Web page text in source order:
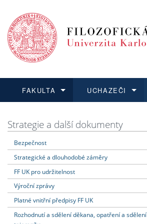
FAKULTA
Dozvědět se více
UCHAZEČI
Podat přihlášku
Dozvědět se více
Dozvědět se více
Dozvědět se více
Strategie a další dokumenty
Bezpečnost
Strategické a dlouhodobé záměry
FF UK pro udržitelnost
Výroční zprávy
Platné vnitřní předpisy FF UK
Rozhodnutí a sdělení děkana, opatření a sdělení